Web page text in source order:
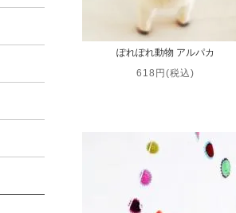
ぽれぽれ動物 アルパカ
618円(税込)